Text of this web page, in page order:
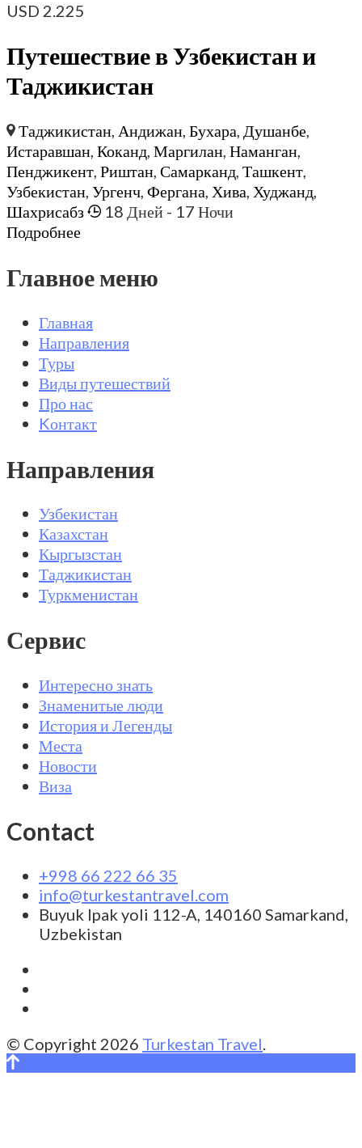
USD 2.225
Путешествие в Узбекистан и
Таджикистан
Таджикистан, Андижан,Бухара, Душанбе,
Истаравшан, Коканд, Маргилан, Наманган,
Пенджикент, Риштан, Самарканд, Ташкент,
Узбекистан, Ургенч, Фергана, Хива, Худжанд,
Шахрисабз
18 Дней - 17 Ночи
Подробнее
Главное меню
Главная
Направления
Туры
Виды путешествий
Про нас
Kонтакт
Направления
Узбекистан
Казахстан
Кыргызстан
Таджикистан
Туркменистан
Сервис
Интересно знать
Знаменитые люди
История и Легенды
Места
Новости
Виза
Contact
+998 66 222 66 35
info@turkestantravel.com
Buyuk Ipak yoli 112-A, 140160 Samarkand,
Uzbekistan
© Copyright 2026 Turkestan Travel.